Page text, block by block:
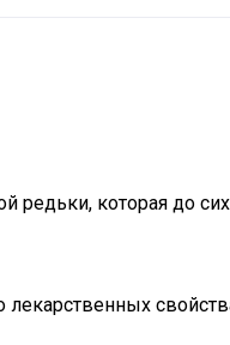
редьки, которая до